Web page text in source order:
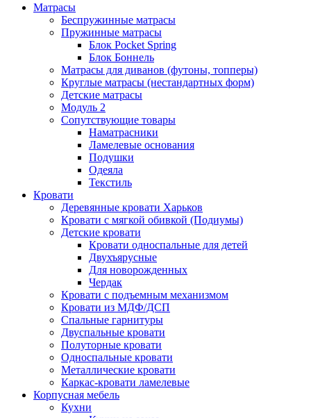
Матрасы
Беспружинные матрасы
Пружинные матрасы
Блок Pocket Spring
Блок Боннель
Матрасы для диванов (футоны, топперы)
Круглые матрасы (нестандартных форм)
Детские матрасы
Модуль 2
Сопутствующие товары
Наматрасники
Ламелевые основания
Подушки
Одеяла
Текстиль
Кровати
Деревянные кровати Харьков
Кровати с мягкой обивкой (Подиумы)
Детские кровати
Кровати односпальные для детей
Двухъярусные
Для новорожденных
Чердак
Кровати с подъемным механизмом
Кровати из МДФ/ДСП
Спальные гарнитуры
Двуспальные кровати
Полуторные кровати
Односпальные кровати
Металлические кровати
Каркас-кровати ламелевые
Корпусная мебель
Кухни